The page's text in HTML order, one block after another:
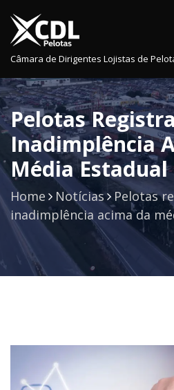
Câmara de Dirigentes Lojistas de
Pelotas
Inadimplência
Média Estadual
Home Notícias
Pelotas
inadimplência acima da